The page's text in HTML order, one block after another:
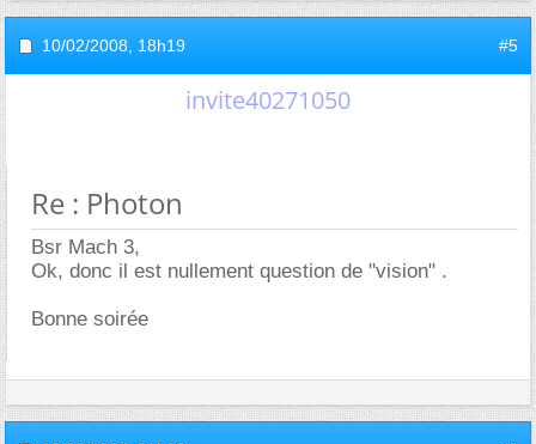
10/02/2008, 18h19 #5
invite40271050
Re : Photon
Bsr Mach 3,
Ok, donc il est nullement question de "vision" .
Bonne soirée